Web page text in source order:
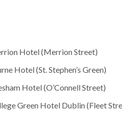
Hotel (Merrion Street)
Hotel (St. Stephen’s Green)
Hotel (O’Connell Street)
Green Hotel Dublin (Fleet